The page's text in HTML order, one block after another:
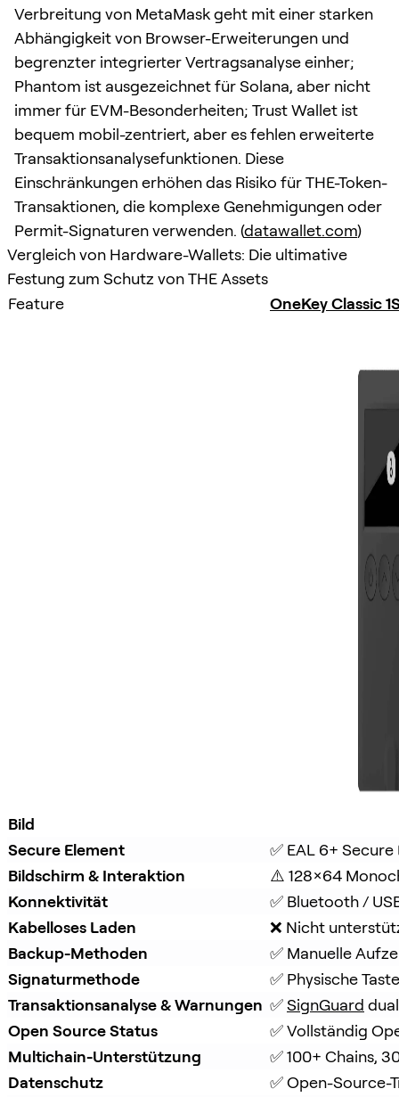
Verbreitung von MetaMask geht mit einer starken
Abhängigkeit von Browser-Erweiterungen und
begrenzter integrierter Vertragsanalyse einher;
Phantom ist ausgezeichnet für Solana, aber nicht
immer für EVM-Besonderheiten; Trust Wallet ist
bequem mobil-zentriert, aber es fehlen erweiterte
Transaktionsanalysefunktionen. Diese
Einschränkungen erhöhen das Risiko für THE-Token-
Transaktionen, die komplexe Genehmigungen oder
Permit-Signaturen verwenden. (datawallet.com)
Vergleich von Hardware-Wallets: Die ultimative
Festung zum Schutz von THE Assets
Feature
OneKey Classic
Bild
Secure Element
✅ EAL 6+
Bildschirm & Interaktion
⚠️ 128x64
Konnektivität
✅ Bluetooth /
Kabelloses Laden
❌ Nicht
Backup-Methoden
✅ Manuelle
Signaturmethode
✅ Physische
Transaktionsanalyse & Warnungen ✅ SignGuard
Open Source Status
✅ Vollständig
Multichain-Unterstützung
✅ 100+ Chains,
Datenschutz
✅ Open-Source-